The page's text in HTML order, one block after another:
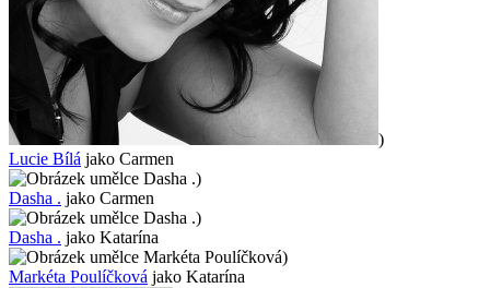
)
Lucie Bílá jako Carmen
)
Dasha . jako Carmen
)
Dasha . jako Katarína
)
Markéta Poulíčková jako Katarína